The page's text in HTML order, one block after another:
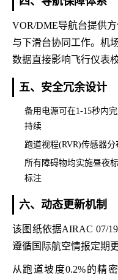
VOR/DME导航台提供
与下滑台协同工作。机
数据直接影响飞行仪表校
五、安全冗余设计
备用电源可在1-15秒内
持续
跑道视程(RVR)传感器
所有障碍物均实施昼夜
标注
六、动态更新机制
该图纸依据AIRAC 07/
遵循国际航空情报定期
从跑道坡度0.2%的精